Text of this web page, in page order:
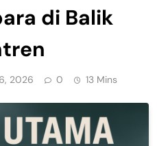
di Balik
2026 0 13 Mins